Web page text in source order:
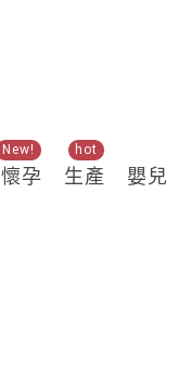
懷孕
New!
生產
hot
嬰兒
關鍵熱搜